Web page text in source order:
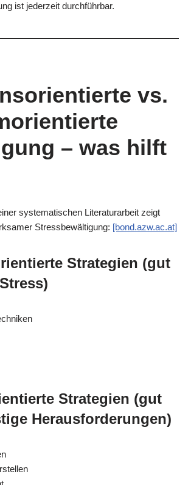
ist jederzeit durchführbar.
vs.
– was hilft
systematischen Literaturarbeit zeigt
Stressbewältigung: [bond.azw.ac.at]
Strategien (gut
Strategien (gut
Herausforderungen)